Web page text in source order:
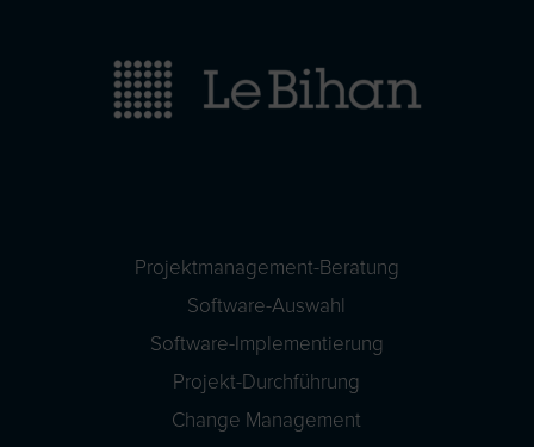
Projektmanagement-Beratung
Software-Auswahl
Software-Implementierung
Projekt-Durchführung
Change Management